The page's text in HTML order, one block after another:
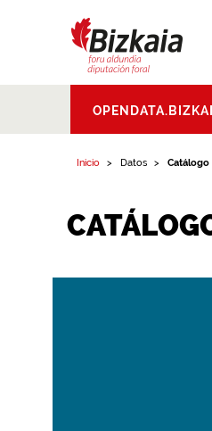
Aldundia.Diputacion
Foral de Bizkaia
Inicio Datos